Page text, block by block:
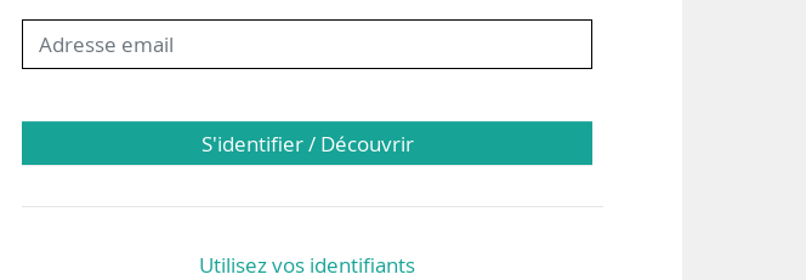
S'identifier / Découvrir
Utilisez vos identifiants